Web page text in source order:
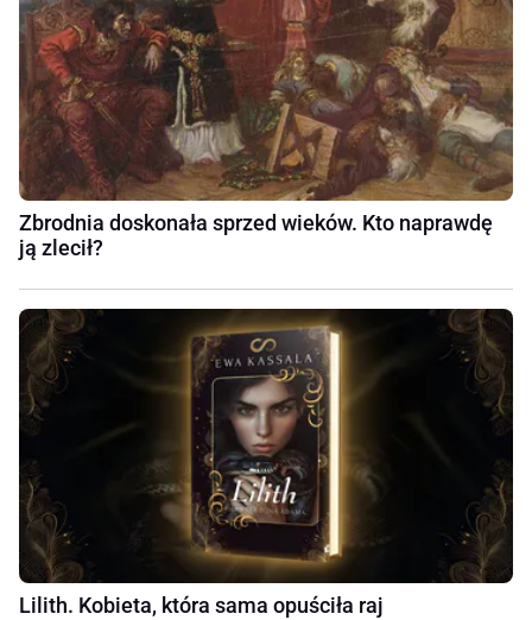
Zbrodnia doskonała sprzed wieków. Kto naprawdę
ją zlecił?
Lilith. Kobieta, która sama opuściła raj